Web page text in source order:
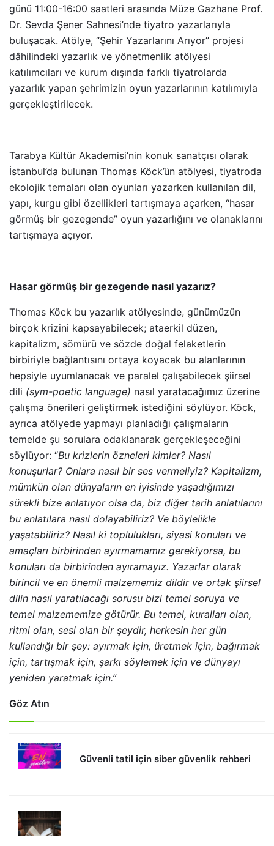
günü 11:00-16:00 saatleri arasında Müze Gazhane Prof.
Dr. Sevda Şener Sahnesi’nde tiyatro yazarlarıyla
buluşacak. Atölye, “Şehir Yazarlarını Arıyor” projesi
dâhilindeki yazarlık ve yönetmenlik atölyesi
katılımcıları ve kurum dışında farklı tiyatrolarda
yazarlık yapan şehrimizin oyun yazarlarının katılımıyla
gerçekleştirilecek.
Tarabya Kültür Akademisi’nin konuk sanatçısı olarak
İstanbul’da bulunan Thomas Köck’ün atölyesi, tiyatroda
ekolojik temaları olan oyunları yazarken kullanılan dil,
yapı, kurgu gibi özellikleri tartışmaya açarken, “hasar
görmüş bir gezegende” oyun yazarlığını ve olanaklarını
tartışmaya açıyor.
Hasar görmüş bir gezegende nasıl yazarız?
Thomas Köck bu yazarlık atölyesinde, günümüzün
birçok krizini kapsayabilecek; ataerkil düzen,
kapitalizm, sömürü ve sözde doğal felaketlerin
birbiriyle bağlantısını ortaya koyacak bu alanlarının
hepsiyle uyumlanacak ve paralel çalışabilecek şiirsel
dili (sym-poetic language) nasıl yaratacağımız üzerine
çalışma önerileri geliştirmek istediğini söylüyor. Köck,
ayrıca atölyede yapmayı planladığı çalışmaların
temelde şu sorulara odaklanarak gerçekleşeceğini
söylüyor: “Bu krizlerin özneleri kimler? Nasıl
konuşurlar? Onlara nasıl bir ses vermeliyiz? Kapitalizm,
mümkün olan dünyaların en iyisinde yaşadığımızı
sürekli bize anlatıyor olsa da, biz diğer tarih anlatılarını
bu anlatılara nasıl dolayabiliriz? Ve böylelikle
yaşatabiliriz? Nasıl ki toplulukları, siyasi konuları ve
amaçları birbirinden ayırmamamız gerekiyorsa, bu
konuları da birbirinden ayıramayız. Yazarlar olarak
birincil ve en önemli malzememiz dildir ve ortak şiirsel
dilin nasıl yaratılacağı sorusu bizi temel soruya ve
temel malzememize götürür. Bu temel, kuralları olan,
ritmi olan, sesi olan bir şeydir, herkesin her gün
kullandığı bir şey: ayırmak için, üretmek için, bağırmak
için, tartışmak için, şarkı söylemek için ve dünyayı
yeniden yaratmak için.”
Göz Atın
Güvenli tatil için siber güvenlik rehberi